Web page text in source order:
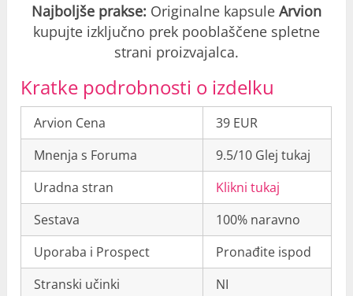
Najboljše prakse: Originalne kapsule Arvion
kupujte izključno prek pooblaščene spletne
strani proizvajalca.
Kratke podrobnosti o izdelku
Arvion Cena
39 EUR
Mnenja s Foruma
9.5/10 Glej tukaj
Uradna stran
Klikni tukaj
Sestava
100% naravno
Uporaba i Prospect
Pronađite ispod
Stranski učinki
NI